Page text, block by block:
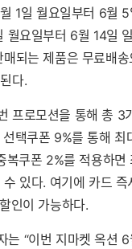
1일 월요일부터 6월
월요일부터 6월 14일
되는 제품은 무료배
다.
프로모션을 통해 총 3
택쿠폰 9%를 통해 최
복쿠폰 2%를 적용하면
있다. 여기에 카드 즉
인이 가능하다.
는 “이번 지마켓 옥션